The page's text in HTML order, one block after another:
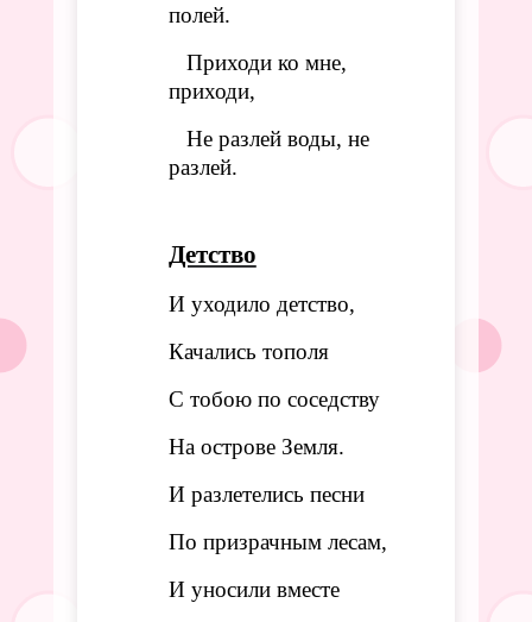
полей.
Приходи ко мне,
приходи,
Не разлей воды, не
разлей.
Детство
И уходило детство,
Качались тополя
С тобою по соседству
На острове Земля.
И разлетелись песни
По призрачным лесам,
И уносили вместе